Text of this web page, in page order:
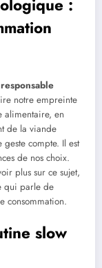
:
notre empreinte
alimentaire, en
de la viande
compte. Il est
de nos choix.
plus sur ce sujet,
qui parle de
consommation.
slow